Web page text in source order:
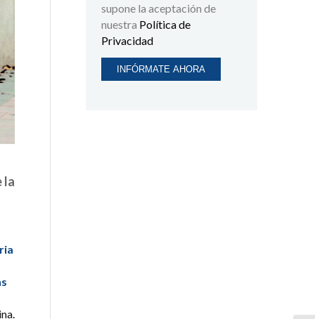
la
supone la aceptación de
nuestra Política de
Privacidad